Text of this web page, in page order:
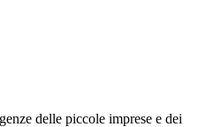
delle piccole imprese e dei